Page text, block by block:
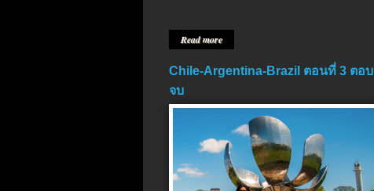
Read more
Chile-Argentina-Brazil ตอนที่ 3 ตอบ
จบ